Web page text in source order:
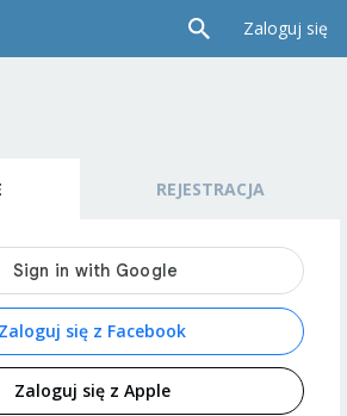
Zaloguj się
REJESTRACJA
Zaloguj się z Facebook
Zaloguj się z Apple